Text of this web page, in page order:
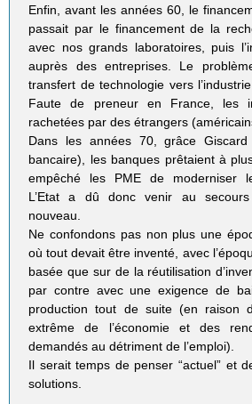
Enfin, avant les années 60, le
passait par le financement de la
avec nos grands laboratoires, puis
auprès des entreprises. Le
transfert de technologie vers
Faute de preneur en France, les
rachetées par des étrangers
Dans les années 70, grâce Giscard
bancaire), les banques prêtaient à
empêché les PME de moderniser
L’Etat a dû donc venir au
nouveau.
Ne confondons pas non plus une
où tout devait être inventé, avec
basée que sur de la réutilisation
par contre avec une exigence de
production tout de suite (en raison
extrême de l’économie et des
demandés au détriment de l’emploi).
Il serait temps de penser “actuel” et
solutions.